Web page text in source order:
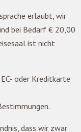
erlaubt, wir
bei Bedarf € 20,00
ist nicht
oder Kreditkarte
dass wir zwar